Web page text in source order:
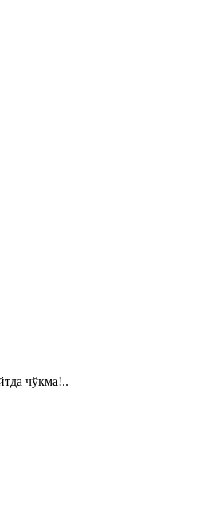
чўкма!..